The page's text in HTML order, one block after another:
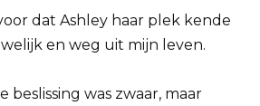
dat Ashley haar plek kende
en weg uit mijn leven.
beslissing was zwaar, maar